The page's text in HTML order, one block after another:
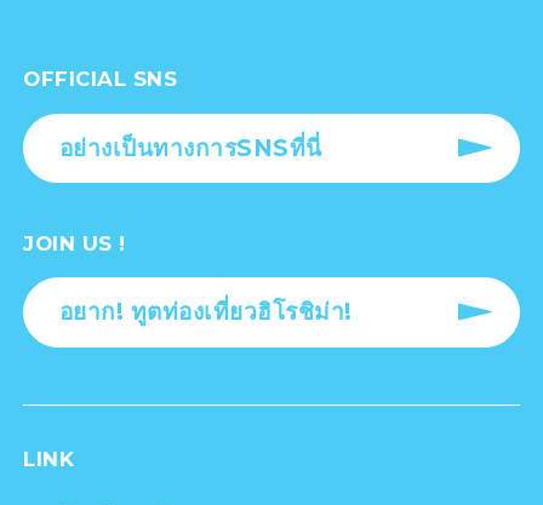
OFFICIAL SNS
อย่างเป็นทางการSNSที่นี่
JOIN US !
อยาก! ทูตท่องเที่ยวฮิโรชิม่า!
LINK